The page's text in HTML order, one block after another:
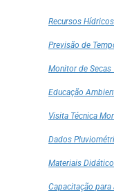
Recursos
Previsão de
Monitor de Secas
Educação
Visita Técnica
Dados
Materiais
Capacitação para